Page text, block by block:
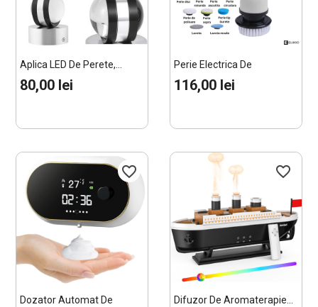
Aplica LED De Perete,...
80,00 lei
Perie Electrica De
Curatare...
116,00 lei
favorite_border
Dozator Automat De
favorite_border
Difuzor De Aromaterapie...